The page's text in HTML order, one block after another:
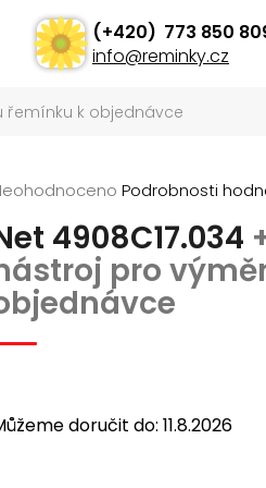
Ostatní
info@reminky.cz
773 850
řemínku k objednávce
Podrobnosti
4908C17.034
pro
doručit do: 11.8.2026